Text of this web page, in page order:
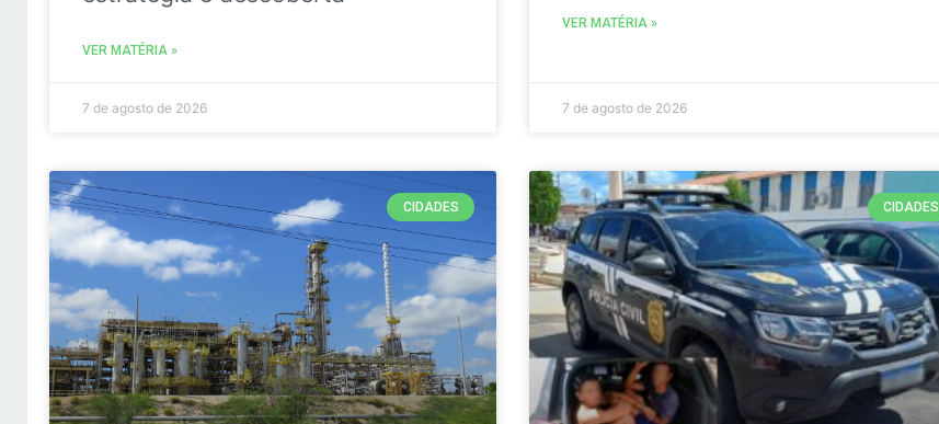
VER MATÉRIA »
7 de agosto de 2026
VER MATÉRIA »
7 de agosto de 2026
CIDADES CIDADES